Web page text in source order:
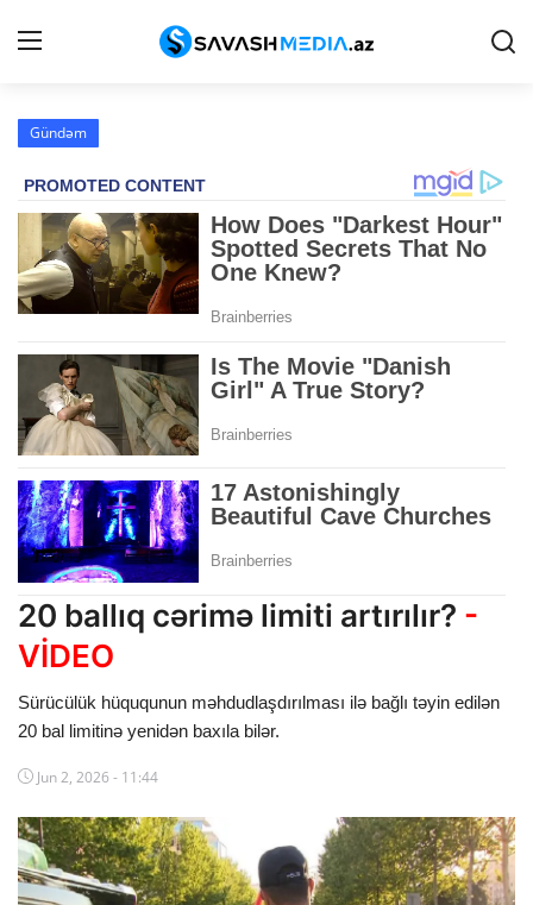
Reklam
Haqqımızda
Əlaqə
Peşə etikası
Siyasət
Hadisə
Dünya
Cəmiyyət
İdman
Kriminal
Mövqe
Maraqlı
Sağlıq
Gündəm
20 ballıq cərimə limiti artırılır? -
VİDEO
Sürücülük hüququnun məhdudlaşdırılması ilə bağlı təyin edilən
20 bal limitinə yenidən baxıla bilər.
Jun 2, 2026 - 11:44